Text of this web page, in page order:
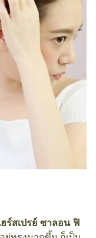
ฮร์สเปรย์ ซาลอน ฟิ